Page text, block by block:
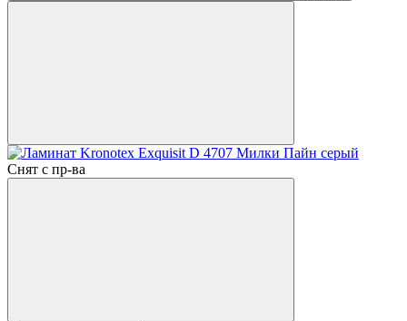
Снят с пр-ва